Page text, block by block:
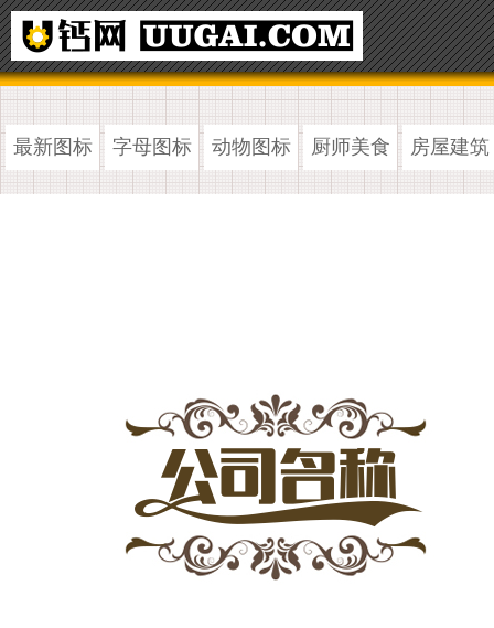
最新图标 字母图标 动物图标 厨师美食 房屋建筑